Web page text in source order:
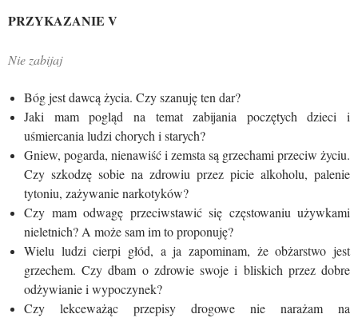
PRZYKAZANIE V
Nie zabijaj
Bóg jest dawcą życia. Czy szanuję ten dar?
Jaki mam pogląd na temat zabijania poczętych dzieci i
uśmiercania ludzi chorych i starych?
Gniew, pogarda, nienawiść i zemsta są grzechami przeciw życiu.
Czy szkodzę sobie na zdrowiu przez picie alkoholu, palenie
tytoniu, zażywanie narkotyków?
Czy mam odwagę przeciwstawić się częstowaniu używkami
nieletnich? A może sam im to proponuję?
Wielu ludzi cierpi głód, a ja zapominam, że obżarstwo jest
grzechem. Czy dbam o zdrowie swoje i bliskich przez dobre
odżywianie i wypoczynek?
Czy lekceważąc przepisy drogowe nie narażam na